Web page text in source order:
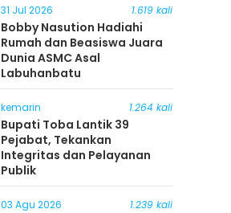
31 Jul 2026 1.619 kali
Bobby Nasution Hadiahi
Rumah dan Beasiswa Juara
Dunia ASMC Asal
Labuhanbatu
kemarin 1.264 kali
Bupati Toba Lantik 39
Pejabat, Tekankan
Integritas dan Pelayanan
Publik
03 Agu 2026 1.239 kali